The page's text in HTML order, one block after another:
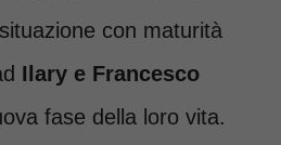
con maturità
Ilary e Francesco
fase della loro vita.